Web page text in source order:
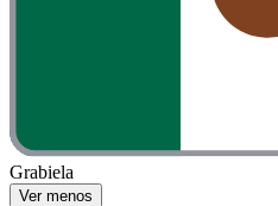
Grabiela
Ver menos